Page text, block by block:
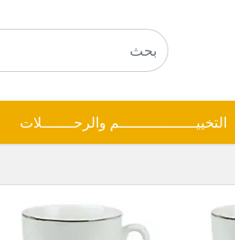
التخييـــــــــــــــــم والرحـــــــلات